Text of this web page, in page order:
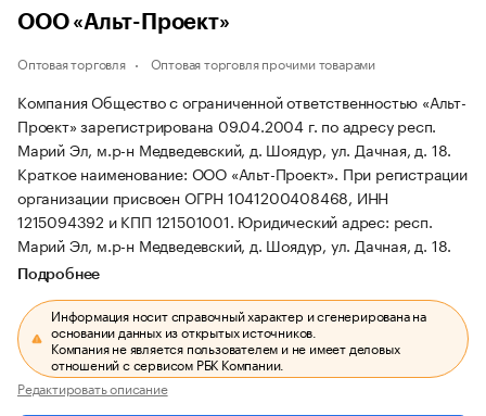
ООО «Альт-Проект»
Оптовая торговля Оптовая торговля прочими товарами
Компания Общество с ограниченной ответственностью «Альт-
Проект» зарегистрирована 09.04.2004 г. по адресу респ.
Марий Эл, м.р-н Медведевский, д. Шоядур, ул. Дачная, д. 18.
Краткое наименование: ООО «Альт-Проект». При регистрации
организации присвоен ОГРН 1041200408468, ИНН
1215094392 и КПП 121501001. Юридический адрес: респ.
Марий Эл, м.р-н Медведевский, д. Шоядур, ул. Дачная, д. 18.
Подробнее
Информация носит справочный характер и сгенерирована на
основании данных из открытых источников.
Компания не является пользователем и не имеет деловых
отношений с сервисом РБК Компании.
Редактировать описание